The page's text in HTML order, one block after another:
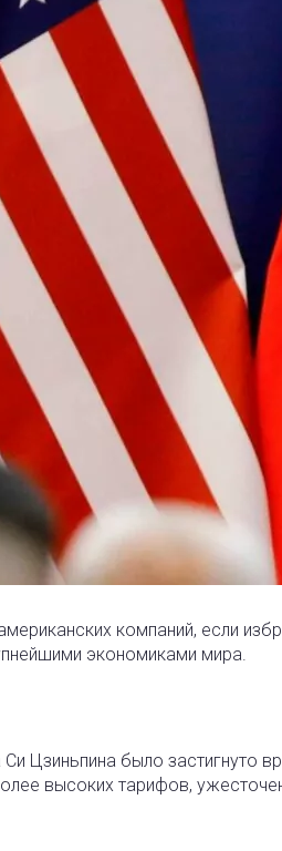
компаний, если
экономиками мира.
Цзиньпина было застигнуто
высоких тарифов,